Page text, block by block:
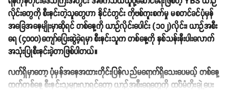
လိုင်းတွေကို စီးနင်းတဲ့သူတွေဟာ နိုင်ငံတွင်း ကိုဗစ်ကူးစက်မှု မစတင်ခင်ပုံမှန်
အခြေအနေမျိုးမှာဆိုရင် တစ်နေ့ကို ယာဉ်လိုင်းပေါင်း (၁၀၂)လိုင်း၊ ယာဉ်အစီး
ရေ (၄၀၀၀)ကျော်ပြေးဆွဲခဲ့ရမှာ စီးနင်းသူက တစ်နေ့ကို နှစ်သန်းနီးပါးလောက်
အသုံးပြုစီးနင်းခဲ့တာဖြစ်ပါတယ်။
လက်ရှိမှာတော့ ပုံမှန်အနေအထားတိုင်းပြန်လည်မရောက်ရှိသေးပေမယ့် တစ်နေ့
ထက်တစ်နေ့ စီးနင်းသူများလာရင်တော့ ယာဉ်အစီးရေတွေကို ထပ််မံတိုးချဲ့ပေး